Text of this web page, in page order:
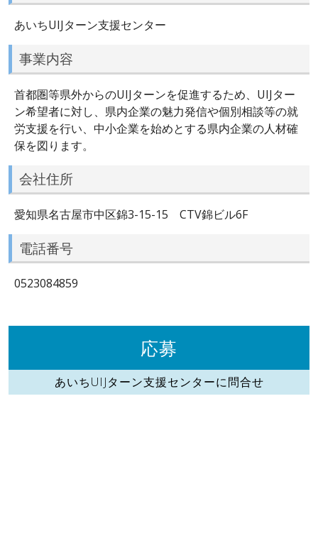
あいちUIJターン支援センター
事業内容
首都圏等県外からのUIJターンを促進するため、UIJター
ン希望者に対し、県内企業の魅力発信や個別相談等の就
労支援を行い、中小企業を始めとする県内企業の人材確
保を図ります。
会社住所
愛知県名古屋市中区錦3-15-15 CTV錦ビル6F
電話番号
0523084859
応募
あいちUIJターン支援センターに問合せ